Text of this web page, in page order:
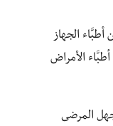
الجهاز
الأمراض
المرضى